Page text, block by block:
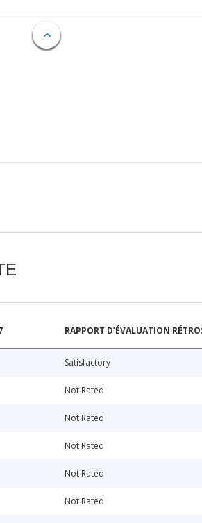
RAPPORT D’ÉVALUATION
Satisfactory
Not Rated
Not Rated
Not Rated
Not Rated
Not Rated